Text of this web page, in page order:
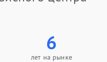
6
лет на рынке